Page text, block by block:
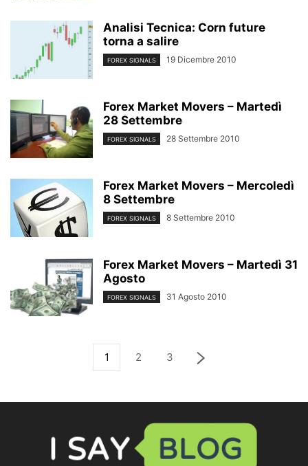
Analisi Tecnica: Corn future
torna a salire
FOREX SIGNALS 19 Dicembre 2010
Forex Market Movers – Martedì
28 Settembre
FOREX SIGNALS 28 Settembre 2010
Forex Market Movers – Mercoledì
8 Settembre
FOREX SIGNALS 8 Settembre 2010
Forex Market Movers – Martedì 31
Agosto
FOREX SIGNALS 31 Agosto 2010
1 2 3